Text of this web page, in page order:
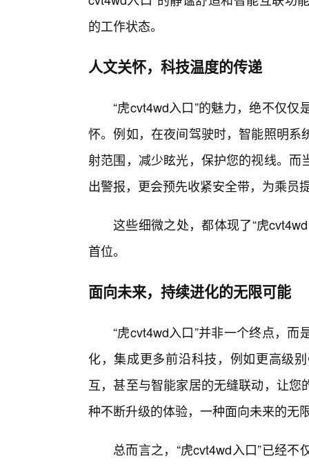
的工作状态。
人文关怀，科技温度的传递
“虎cvt4wd入口”的魅力，绝不仅
怀。例如，在夜间驾驶时，智能照明
射范围，减少眩光，保护您的视线。
出警报，更会预先收紧安全带，为乘员
这些细微之处，都体现了“虎
首位。
面向未来，持续进化的无限可能
“虎cvt4wd入口”并非一个终点，
化，集成更多前沿科技，例如更高级
互，甚至与智能家居的无缝联动，让
种不断升级的体验，一种面向未来的无
总而言之，“虎cvt4wd入口”已经